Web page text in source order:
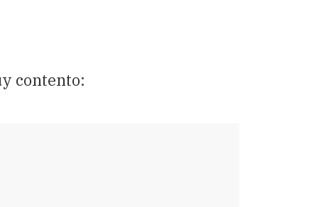
contento: